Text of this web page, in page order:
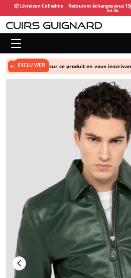
📦 Livraison Colissimo | Retours et échanges sous
en 3x
+5% de remise sur ce produit en vous
EXCLU WEB